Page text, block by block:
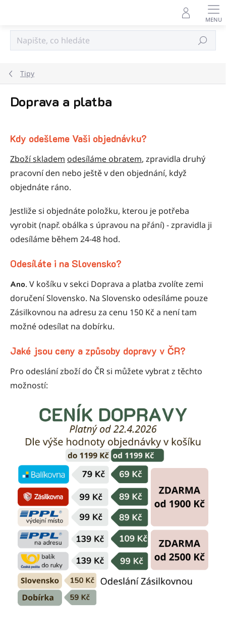
Hledat
Tipy
Doprava a platba
Kdy odešleme Vaši objednávku?
Zboží skladem odesíláme obratem, zpravidla druhý
pracovní den nebo ještě v den objednání, když
objednáte ráno.
Jestliže si objednáte položku, kterou je potřeba
vyrobit (např. obálka s úpravou na přání) - zpravidla ji
odesíláme během 24-48 hod.
Odesíláte i na Slovensko?
Ano. V košíku v sekci Doprava a platba zvolíte zemi
doručení Slovensko. Na Slovensko odesíláme pouze
Zásilkovnou na adresu za cenu 150 Kč a není tam
možné odesílat na dobírku.
Jaké jsou ceny a způsoby dopravy v ČR?
Pro odeslání zboží do ČR si můžete vybrat z těchto
možností: